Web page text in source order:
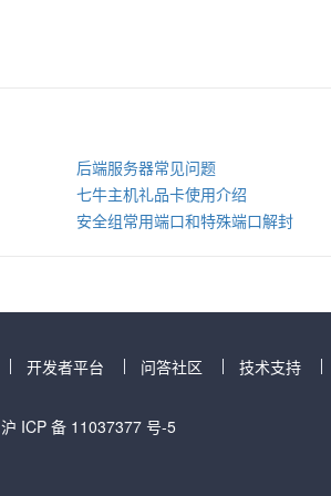
后端服务器常见问题
七牛主机礼品卡使用介绍
安全组常用端口和特殊端口解封
开发者平台 问答社区 技术支持
沪 ICP 备 11037377 号-5